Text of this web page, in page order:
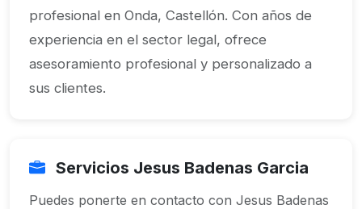
profesional en Onda, Castellón. Con años de
experiencia en el sector legal, ofrece
asesoramiento profesional y personalizado a
sus clientes.
Servicios Jesus Badenas Garcia
Puedes ponerte en contacto con Jesus Badenas